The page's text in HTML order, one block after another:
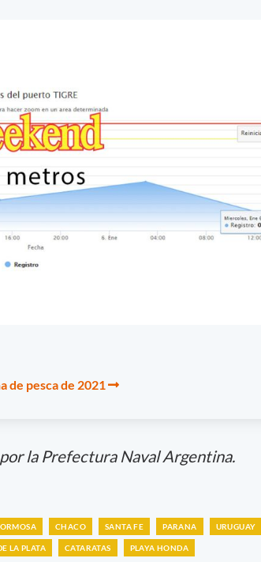
de pesca de 2021
la Prefectura Naval Argentina.
CHACO SANTA FE PARANA URUGUAY
LA PLATA CATARATAS PLAYA HONDA